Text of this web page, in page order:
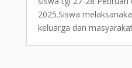
2025.Siswa
keluarga dan